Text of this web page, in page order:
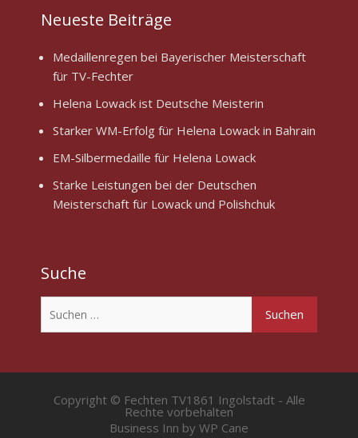
Neueste Beiträge
Medaillenregen bei Bayerischer Meisterschaft
für TV-Fechter
Helena Lowack ist Deutsche Meisterin
Starker WM-Erfolg für Helena Lowack in Bahrain
EM-Silbermedaille für Helena Lowack
Starke Leistungen bei der Deutschen
Meisterschaft für Lowack und Polishchuk
Suche
nach:
Copyright © Fechten TV1861 Ingolstadt - Alle
Rechte vorbehalten
Business Inn by WP Cane